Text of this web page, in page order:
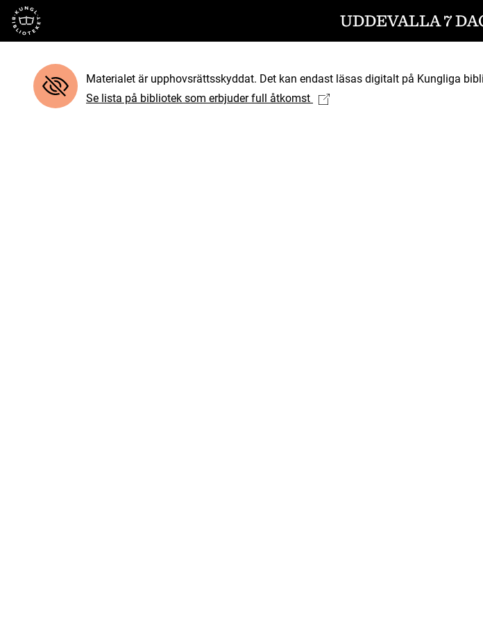
Till startsidan UDDEVALLA 7
Materialet är upphovsrättsskyddat. Det kan endast läsas digitalt på Kungliga
Se lista på bibliotek som erbjuder full åtkomst